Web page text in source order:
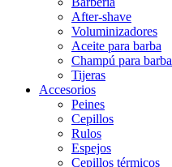
After-shave
Voluminizadores
Aceite para barba
Champú para barba
Tijeras
Accesorios
Peines
Cepillos
Rulos
Espejos
Cepillos térmicos